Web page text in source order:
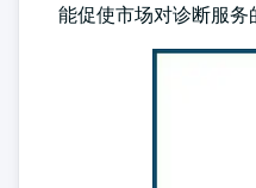
能促使市场对诊断服务